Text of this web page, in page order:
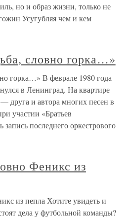
но и образ жизни, только не
Усугубляя чем и кем
словно горка…»
горка…» В феврале 1980 года
в Ленинград. На квартире
друга и автора многих песен в
участии «Братьев
последнего оркестрового
Феникс из
из пепла Хотите увидеть и
дела у футбольной команды?